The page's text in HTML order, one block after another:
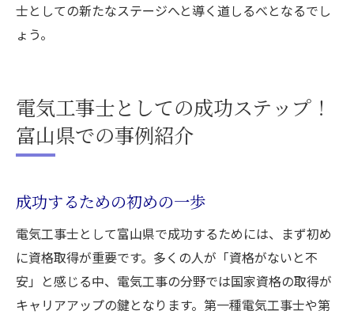
士としての新たなステージへと導く道しるべとなるでし
ょう。
電気工事士としての成功ステップ！
富山県での事例紹介
成功するための初めの一歩
電気工事士として富山県で成功するためには、まず初め
に資格取得が重要です。多くの人が「資格がないと不
安」と感じる中、電気工事の分野では国家資格の取得が
キャリアアップの鍵となります。第一種電気工事士や第